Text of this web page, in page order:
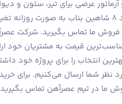
با توجه به نوسانات بازار فولاد، قیمت میلگرد 8 شاهین
فروش ما تماس بگیرید. شرکت
مناسب‌ترین قیمت به مشتریان خود
انتخاب را برای پروژه خود
ما در تیم عصرآهن تماس